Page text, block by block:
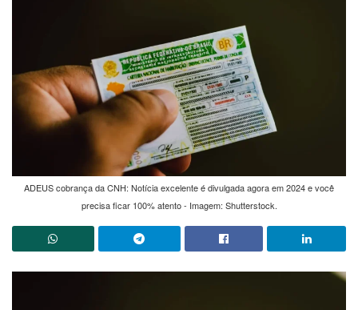
ADEUS cobrança da CNH: Notícia excelente é divulgada agora em 2024 e você
precisa ficar 100% atento - Imagem: Shutterstock.